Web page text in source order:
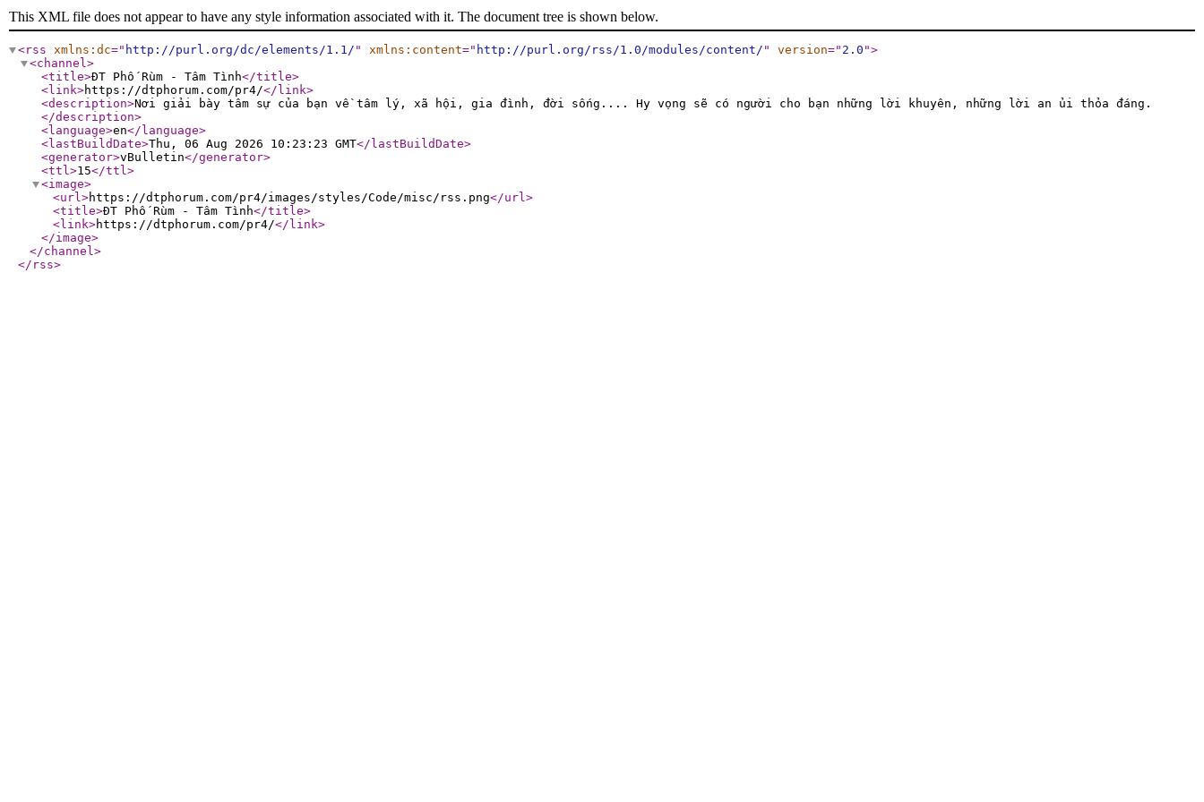
This XML file does not appear to have any style information associated with it. The document tree is shown below.
<rss xmlns:dc=" http://purl.org/dc/elements/1.1/ " xmlns:content=" http://purl.org/rss/1.0/modules/content/ " version=" 2.0 ">
<channel>
<title>ĐT Phố Rùm - Tâm Tình</title>
<link>https://dtphorum.com/pr4/</link>
<description>Nơi giải bày tâm sự của bạn về tâm lý, xã hội, gia đình, đời sống.... Hy vọng sẽ có người cho bạn những lời khuyên, những lời an ủi thỏa đáng.
</description>
<language>en</language>
<lastBuildDate>Thu, 06 Aug 2026 10:23:23 GMT</lastBuildDate>
<generator>vBulletin</generator>
<ttl>15</ttl>
<image>
<url>https://dtphorum.com/pr4/images/styles/Code/misc/rss.png</url>
<title>ĐT Phố Rùm - Tâm Tình</title>
<link>https://dtphorum.com/pr4/</link>
</image>
</channel>
</rss>